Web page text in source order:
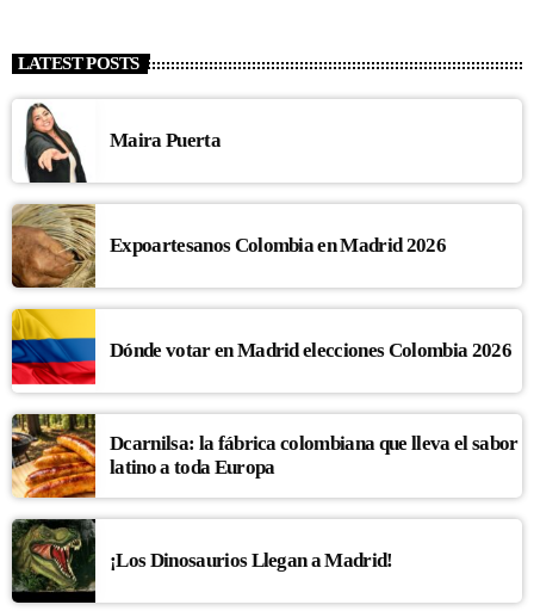
LATEST POSTS
Maira Puerta
Expoartesanos Colombia en Madrid 2026
Dónde votar en Madrid elecciones Colombia 2026
Dcarnilsa: la fábrica colombiana que lleva el sabor
latino a toda Europa
¡Los Dinosaurios Llegan a Madrid!